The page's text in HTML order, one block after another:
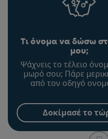
Τι όνομα να δώσω
μου;
Ψάχνεις το τέλειο
μωρό σου; Πάρε
από τον οδηγό
Δοκίμασέ το